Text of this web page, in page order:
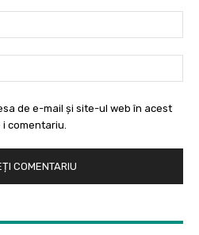
de e-mail și site-ul web în acest
comentariu.